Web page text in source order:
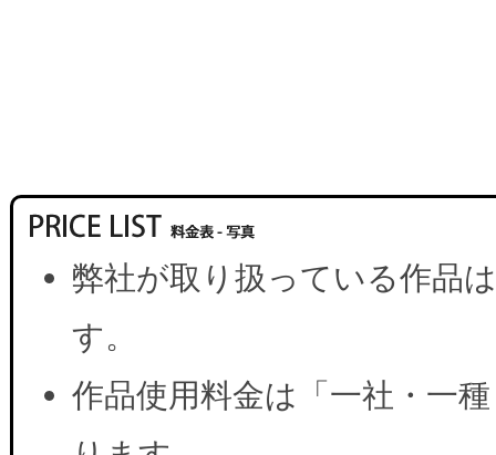
弊社が取り扱っている作品
す。
作品使用料金は「一社・一